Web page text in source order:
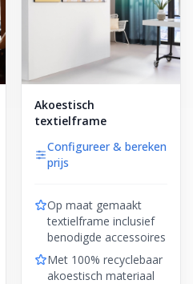
Akoestisch
textielframe
Configureer & bereken
prijs
Op maat gemaakt
textielframe inclusief
benodigde accessoires
Met 100% recyclebaar
akoestisch materiaal